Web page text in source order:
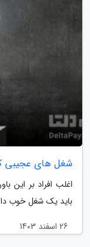
شغل های عجیبی
اغلب افراد بر این
باید یک شغل خوب
26 اسفند 1403